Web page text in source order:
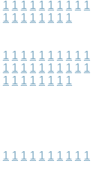
1 1 1 1 1 1 1 1 1 1
1 1 1 1 1 1 1 1
1 1 1 1 1 1 1 1 1 1
1 1 1 1 1 1 1 1 1 1
1 1 1 1 1 1 1 1
1 1 1 1 1 1 1 1 1 1